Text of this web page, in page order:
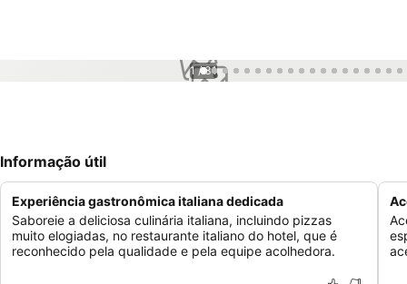
1 / 31
Informação útil
Experiência gastronômica italiana dedicada
Saboreie a deliciosa culinária italiana, incluindo pizzas
muito elogiadas, no restaurante italiano do hotel, que é
reconhecido pela qualidade e pela equipe acolhedora.